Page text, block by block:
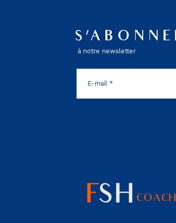
à notre newsletter